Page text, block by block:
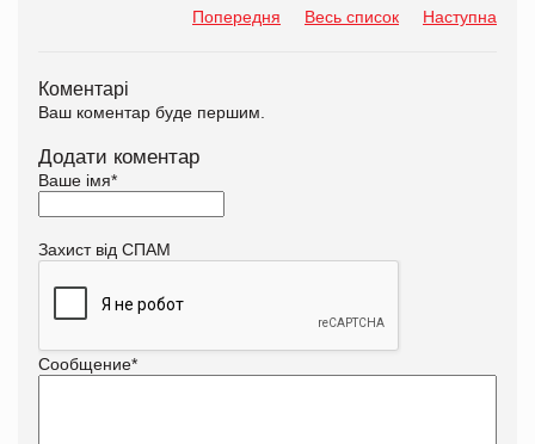
Попередня Весь список Наступна
Коментарі
Ваш коментар буде першим.
Додати коментар
Ваше імя*
Захист від СПАМ
Сообщение*